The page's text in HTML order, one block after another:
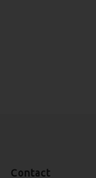
Contact